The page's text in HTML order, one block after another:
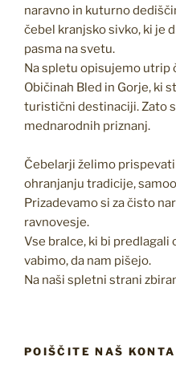
naravno in kuturno
čebel kranjsko sivko, ki je
pasma na svetu.
Na spletu opisujemo utrip
Običinah Bled in Gorje, ki
turistični destinaciji. Zato
mednarodnih priznanj.
Čebelarji želimo
ohranjanju tradicije,
Prizadevamo si za čisto
ravnovesje.
Vse bralce, ki bi predlagali
vabimo, da nam pišejo.
Na naši spletni strani
POIŠČITE NAŠ